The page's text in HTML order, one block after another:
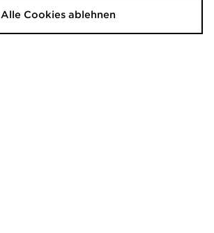
Alle Cookies ablehnen